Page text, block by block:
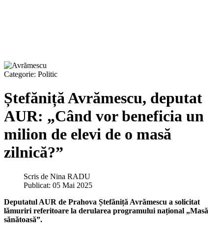
Categorie: Politic
Ștefăniță Avrămescu, deputat
AUR: „Când vor beneficia un
milion de elevi de o masă
zilnică?”
Scris de Nina RADU
Publicat: 05 Mai 2025
Deputatul AUR de Prahova Ștefăniță Avrămescu a solicitat
lămuriri referitoare la derularea programului național „Masă
sănătoasă”.